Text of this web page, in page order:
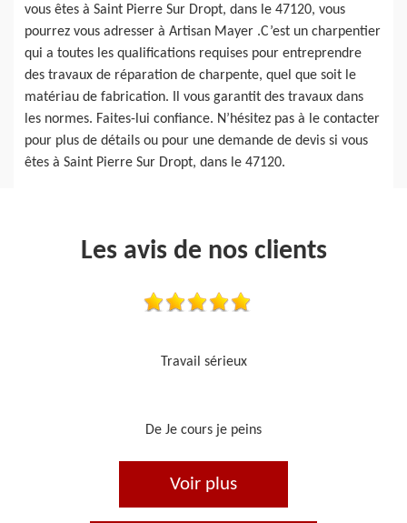
vous êtes à Saint Pierre Sur Dropt, dans le 47120, vous
pourrez vous adresser à Artisan Mayer .C’est un charpentier
qui a toutes les qualifications requises pour entreprendre
des travaux de réparation de charpente, quel que soit le
matériau de fabrication. Il vous garantit des travaux dans
les normes. Faites-lui confiance. N’hésitez pas à le contacter
pour plus de détails ou pour une demande de devis si vous
êtes à Saint Pierre Sur Dropt, dans le 47120.
Les avis de nos clients
Je recommande, top !!
De Ornella
Voir plus